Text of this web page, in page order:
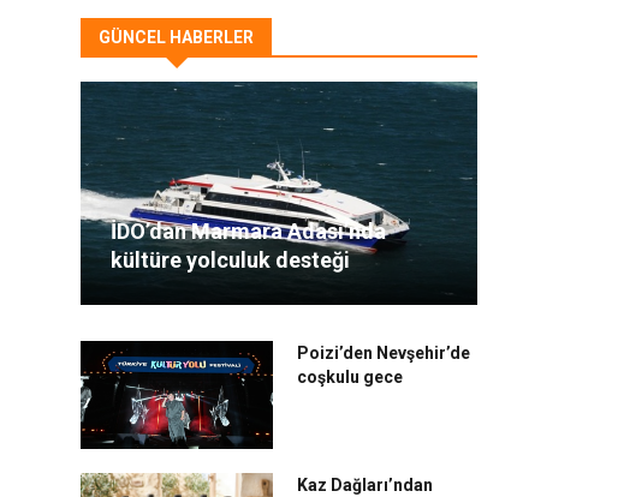
GÜNCEL HABERLER
İDO’dan Marmara Adası’nda
kültüre yolculuk desteği
Poizi’den Nevşehir’de
coşkulu gece
Kaz Dağları’ndan